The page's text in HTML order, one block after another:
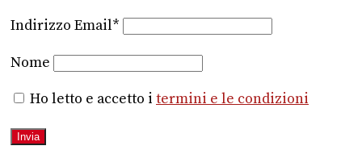
Indirizzo Email*
Nome
Ho letto e accetto i termini e le condizioni